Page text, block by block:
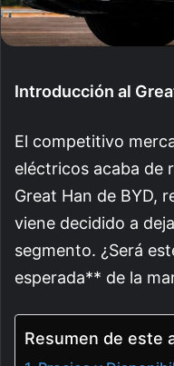
Introducción al
El competitivo
eléctricos acaba de
Great Han de BYD,
viene decidido a
segmento. ¿Será
esperada** de la
Resumen de este